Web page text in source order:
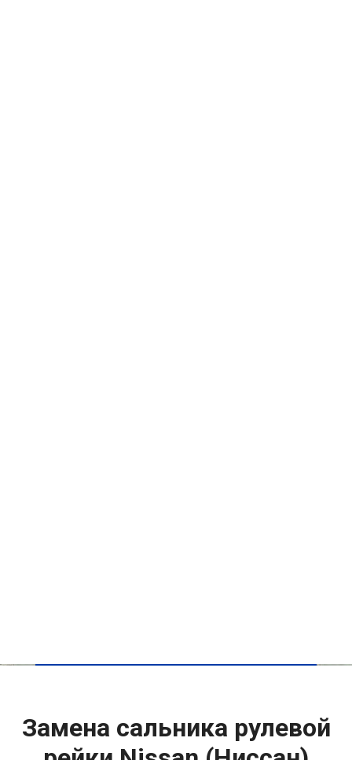
Замена сальника рулевой